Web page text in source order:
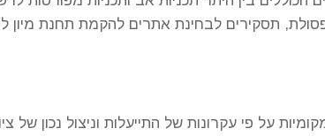
תסקירים לבחינת אתרים להקמת תחנת
על פי עקרונות של התייעלות וניצול נכון